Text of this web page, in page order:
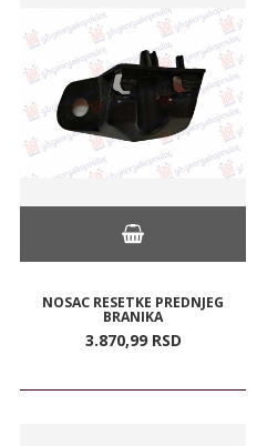
NOSAC RESETKE PREDNJEG
BRANIKA
3.870,99 RSD